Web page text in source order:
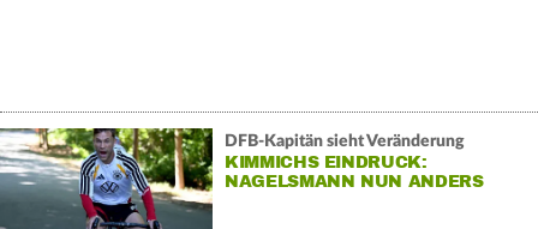
DFB-Kapitän sieht Veränderung
KIMMICHS EINDRUCK:
NAGELSMANN NUN ANDERS